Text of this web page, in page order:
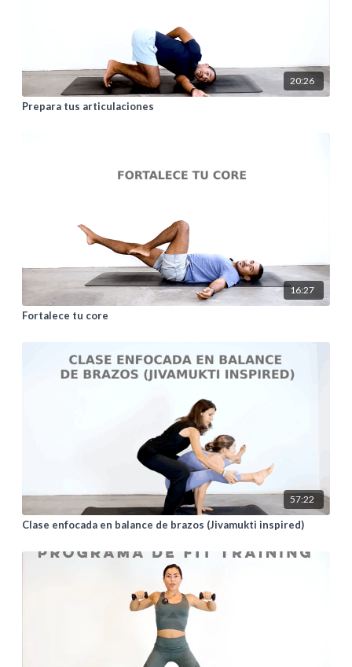
20:26
Prepara tus articulaciones
16:27
Fortalece tu core
57:22
Clase enfocada en balance de brazos (Jivamukti inspired)